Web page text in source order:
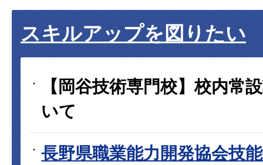
スキルアップを図りたい
【岡谷技術専門校】校内常
いて
長野県職業能力開発協会技